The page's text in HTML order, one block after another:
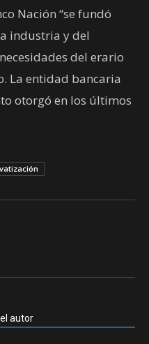
Nación “se fundó
industria y del
del erario
La entidad bancaria
otorgó en los últimos
autor